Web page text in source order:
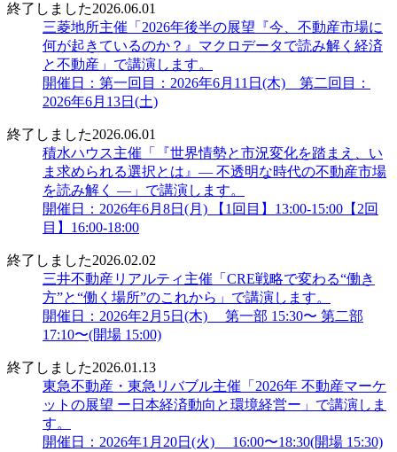
終了しました2026.06.01
三菱地所主催「2026年後半の展望『今、不動産市場に
何が起きているのか？』マクロデータで読み解く経済
と不動産」で講演します。
開催日：第一回目：2026年6月11日(木) 第二回目：
2026年6月13日(土)
終了しました2026.06.01
積水ハウス主催「『世界情勢と市況変化を踏まえ、い
ま求められる選択とは』― 不透明な時代の不動産市場
を読み解く ―」で講演します。
開催日：2026年6月8日(月) 【1回目】13:00-15:00【2回
目】16:00-18:00
終了しました2026.02.02
三井不動産リアルティ主催「CRE戦略で変わる“働き
方”と“働く場所”のこれから」で講演します。
開催日：2026年2月5日(木) 第一部 15:30〜 第二部
17:10〜(開場 15:00)
終了しました2026.01.13
東急不動産・東急リバブル主催「2026年 不動産マーケ
ットの展望 ー日本経済動向と環境経営ー」で講演しま
す。
開催日：2026年1月20日(火) 16:00〜18:30(開場 15:30)